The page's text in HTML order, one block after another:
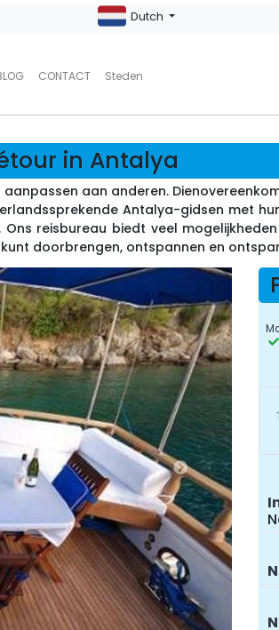
CONTACT Steden
Dutch
in Antalya
aan anderen.
Antalya-gidsen met
reisbureau biedt veel
doorbrengen, ontspannen en